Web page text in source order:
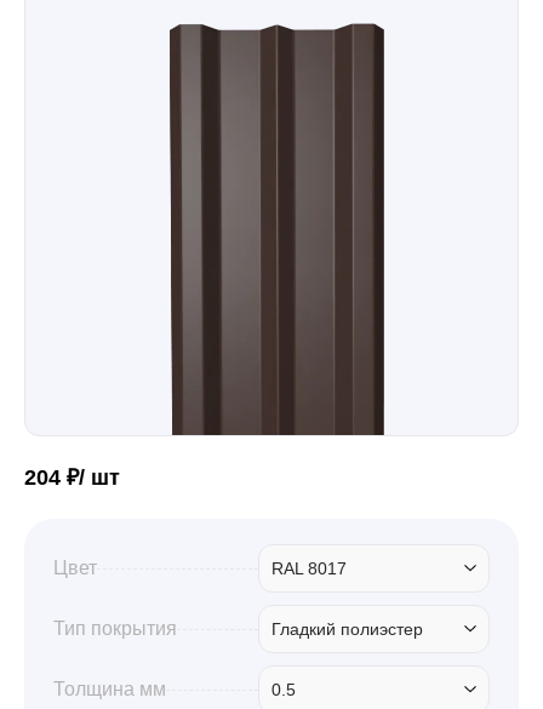
Водосточная система
204 ₽/ шт
Цвет RAL 8017
Тип покрытия Гладкий полиэстер
Толщина мм 0.5